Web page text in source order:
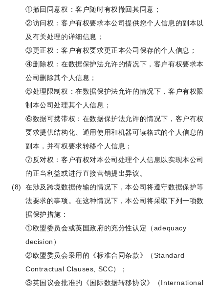
①撤回同意权：客户随时有权撤回其同意；
②访问权：客户有权要求本公司提供您个人信息的副本以
及有关处理的详细信息；
③更正权：客户有权要求更正本公司保存的个人信息；
④删除权：在数据保护法允许的情况下，客户有权要求本
公司删除其个人信息；
⑤处理限制权：在数据保护法允许的情况下，客户有权限
制本公司处理其个人信息；
⑥数据可携带权：在数据保护法允许的情况下，客户有权
要求提供结构化、通用使用和机器可读格式的个人信息的
副本，并有权要求转移个人信息；
⑦反对权：客户有权对本公司处理个人信息以实现本公司
的正当利益或进行直接营销提出异议。
在涉及跨境数据传输的情况下，本公司将遵守数据保护等
法要求的事项。在这种情况下，本公司将采取下列一项数
据保护措施：
①欧盟委员会或英国政府的充分性认定（adequacy
decision）
②欧盟委员会采用的《标准合同条款》（Standard
Contractual Clauses, SCC）；
③英国议会批准的《国际数据转移协议》（International